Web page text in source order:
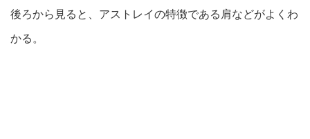
後ろから見ると、アストレイの特徴である肩などがよくわ
かる。